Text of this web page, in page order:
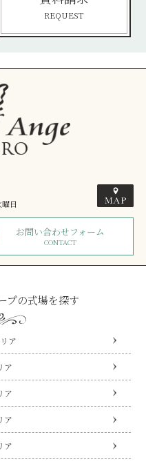
REQUEST
日
お問い合わせフォーム
CONTACT
プの式場を探す
ア
ア
ア
ア
ア